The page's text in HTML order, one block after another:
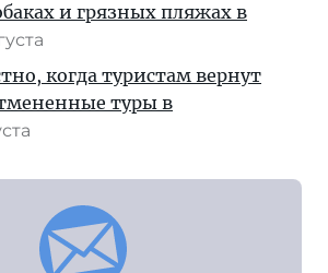
и грязных пляжах в
когда туристам вернут
туры в